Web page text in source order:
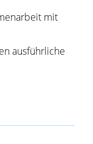
mit
ausführliche